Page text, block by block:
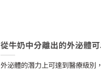
從牛奶中分離出的外泌體
外泌體的潛力上可達到醫療級別，